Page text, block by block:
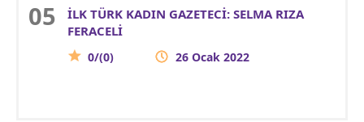
İLK TÜRK KADIN GAZETECİ: SELMA RIZA
FERACELİ
0/(0) 26 Ocak 2022